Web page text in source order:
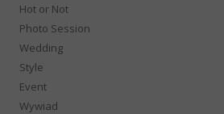
Hot or Not
Photo Session
Wedding
Style
Event
Wywiad